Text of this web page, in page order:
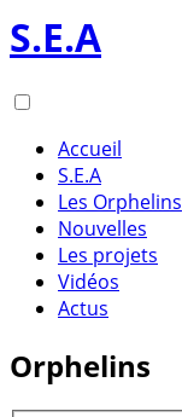
S.E.A
Accueil
S.E.A
Les Orphelins
Nouvelles
Les projets
Vidéos
Actus
Orphelins